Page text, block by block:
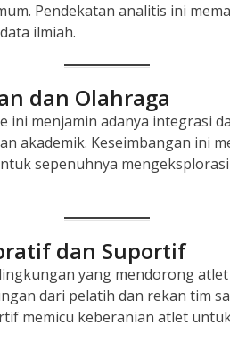
Pendekatan analitis ini
ilmiah.
dan Olahraga
ini menjamin adanya integrasi
akademik. Keseimbangan ini
sepenuhnya
dan Suportif
yang mendorong
dari pelatih dan rekan tim
memicu keberanian atlet